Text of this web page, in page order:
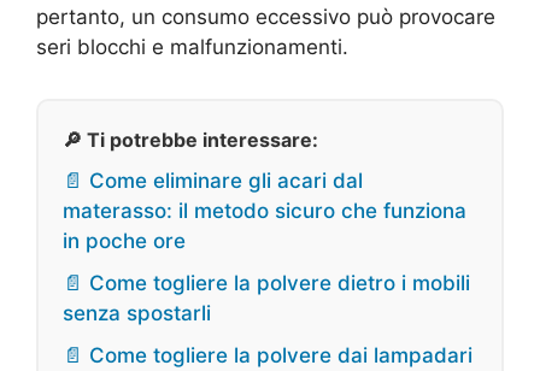
pertanto, un consumo eccessivo può provocare
seri blocchi e malfunzionamenti.
🔎 Ti potrebbe interessare:
📄 Come eliminare gli acari dal
materasso: il metodo sicuro che funziona
in poche ore
📄 Come togliere la polvere dietro i mobili
senza spostarli
📄 Come togliere la polvere dai lampadari